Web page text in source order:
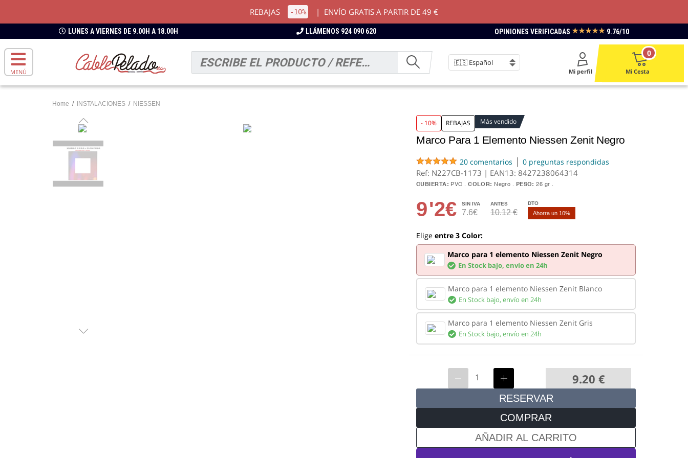
REBAJAS -10% | ENVÍO GRATIS A PARTIR DE 49 €
LUNES A VIERNES DE 9.00H A 18.00H LLÁMENOS 924 090 620 OPINIONES VERIFICADAS ★★★★★ 9.76/10
MENÚ Mi perfil Mi Cesta
0
Home / INSTALACIONES / NIESSEN
- 10% REBAJAS Más vendido
Marco Para 1 Elemento Niessen Zenit Negro
20 comentarios | 0 preguntas respondidas
Ref: N227CB-1173 | EAN13: 8427238064314
CUBIERTA: PVC COLOR: Negro PESO: 26 gr
9'2€ SIN IVA
7.6€
ANTES
10.12 €
DTO
Ahorra un 10%
Elige entre 3 Color:
Marco para 1 elemento Niessen Zenit Negro
En Stock bajo, envío en 24h
Marco para 1 elemento Niessen Zenit Blanco
En Stock bajo, envío en 24h
Marco para 1 elemento Niessen Zenit Gris
En Stock bajo, envío en 24h
9.20 €
RESERVAR
COMPRAR
AÑADIR AL CARRITO